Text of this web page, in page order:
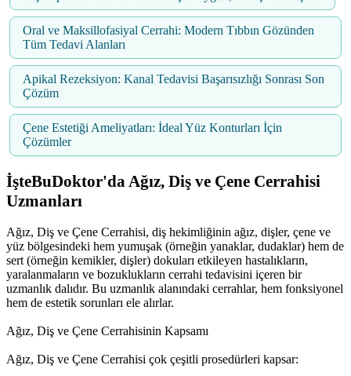
Oral ve Maksillofasiyal Cerrahi: Modern Tıbbın Gözünden
Tüm Tedavi Alanları
Apikal Rezeksiyon: Kanal Tedavisi Başarısızlığı Sonrası Son
Çözüm
Çene Estetiği Ameliyatları: İdeal Yüz Konturları İçin
Çözümler
İşteBuDoktor'da Ağız, Diş ve Çene Cerrahisi
Uzmanları
Ağız, Diş ve Çene Cerrahisi, diş hekimliğinin ağız, dişler, çene ve
yüz bölgesindeki hem yumuşak (örneğin yanaklar, dudaklar) hem de
sert (örneğin kemikler, dişler) dokuları etkileyen hastalıkların,
yaralanmaların ve bozuklukların cerrahi tedavisini içeren bir
uzmanlık dalıdır. Bu uzmanlık alanındaki cerrahlar, hem fonksiyonel
hem de estetik sorunları ele alırlar.
Ağız, Diş ve Çene Cerrahisinin Kapsamı
Ağız, Diş ve Çene Cerrahisi çok çeşitli prosedürleri kapsar: